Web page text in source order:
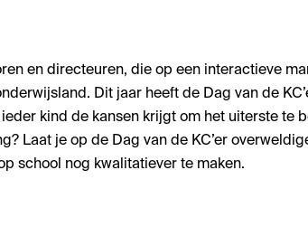
en directeuren, die op een interactieve
Dit jaar heeft de Dag van de
kind de kansen krijgt om het uiterste te
Laat je op de Dag van de KC’er
school nog kwalitatiever te maken.